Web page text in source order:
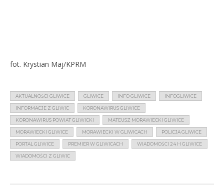
fot. Krystian Maj/KPRM
AKTUALNOŚCI GLIWICE GLIWICE INFO GLIWICE INFOGLIWICE
INFORMACJE Z GLIWIC KORONAWIRUS GLIWICE
KORONAWIRUS POWIAT GLIWICKI MATEUSZ MORAWIECKI GLIWICE
MORAWIECKI GLIWICE MORAWIECKI W GLIWICACH POLICJA GLIWICE
PORTAL GLIWICE PREMIER W GLIWICACH WIADOMOŚCI 24 H GLIWICE
WIADOMOŚCI Z GLIWIC